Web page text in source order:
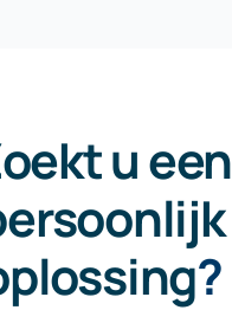
u een
?